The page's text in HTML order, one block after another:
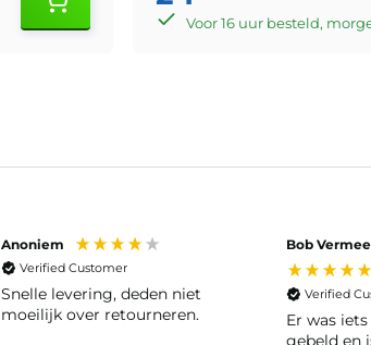
Voor 16 uur besteld,
Anoniem
Verified Customer
Snelle levering, deden niet
moeilijk over retourneren.
Bob
Verified
Er was
gebeld en